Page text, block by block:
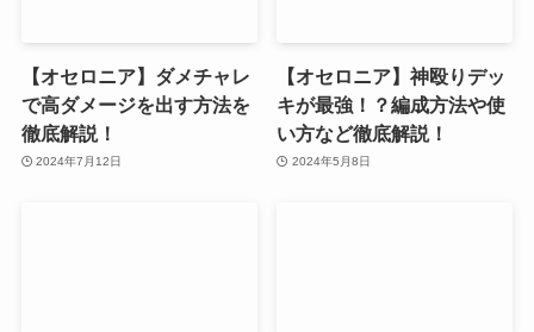
【オセロニア】ダメチャレ
で高ダメージを出す方法を
徹底解説！
2024年7月12日
【オセロニア】神殴りデッ
キが最強！？編成方法や使
い方など徹底解説！
2024年5月8日